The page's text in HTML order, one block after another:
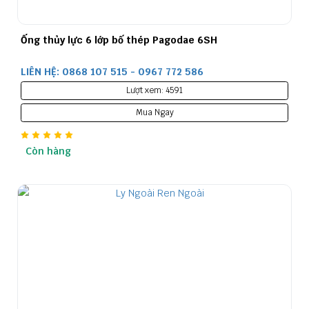
Ống thủy lực 6 lớp bố thép Pagodae 6SH
LIÊN HỆ: 0868 107 515 - 0967 772 586
Lượt xem: 4591
Mua Ngay
Còn hàng